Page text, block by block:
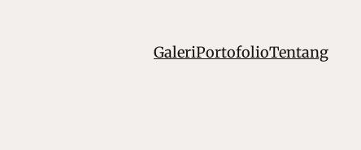
GaleriPortofolioTentang